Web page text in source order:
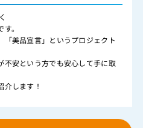
。
「美品宣言」というプロジェクト
不安という方でも安心して手に取
します！